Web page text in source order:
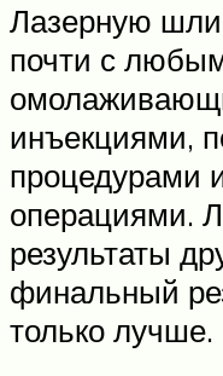
Лазерную
почти с
инъекциями,
процедурами
операциями.
результаты
финальный
только лучше.